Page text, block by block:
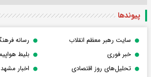
پیوندها
سایت رهبر معظم انقلاب
رسانه
خبر فوری
بلیط
تحلیل‌های روز اقتصادی
اخبار مشهد